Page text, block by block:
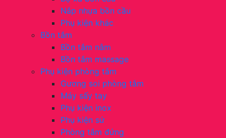
Nắp nhựa bồn cầu
Phụ kiện khác
Bồn tắm
Bồn tắm nằm
Bồn tắm massage
Phụ kiện phòng tắm
Gương soi phòng tắm
Máy sấy tay
Phụ kiện inox
Phụ kiện sứ
Phòng tắm đứng